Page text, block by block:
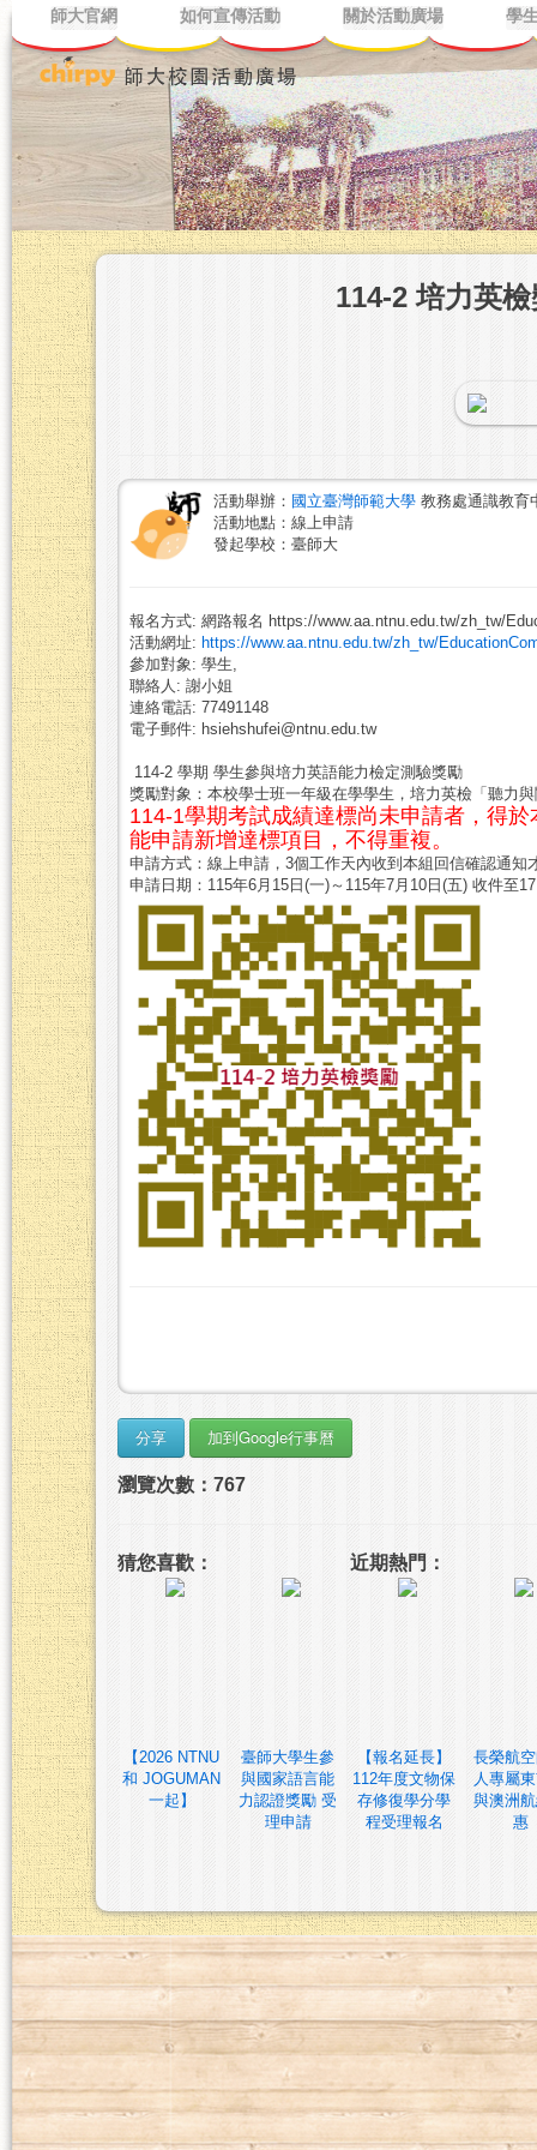
師大官網 如何宣傳活動 關於活動廣場 學
114-2 培力英
活動舉辦： 國立臺灣師範大學 教務處通識教育
活動地點：線上申請
發起學校：臺師大
報名方式: 網路報名 https://www.aa.ntnu.edu.tw/zh_tw/
活動網址: https://www.aa.ntnu.edu.tw/zh_tw/
參加對象: 學生,
聯絡人: 謝小姐
連絡電話: 77491148
電子郵件: hsiehshufei@ntnu.edu.tw
114-2 學期 學生參與培力英語能力檢定測驗獎勵
獎勵對象：本校學士班一年級在學學生，培力英檢「聽力
114-1學期考試成績達標尚未申請者，得
能申請新增達標項目，不得重複。
申請方式：線上申請，3個工作天內收到本組回信確認通知
申請日期：115年6月15日(一)～115年7月10日(五) 收件至
瀏覽次數：767
猜您喜歡：
【2026 NTNU
和 JOGUMAN
一起】
臺師大學生參
與國家語言能
力認證獎勵 受
理申請
近期熱門：
【報名延長】
112年度文物保
存修復學分學
程受理報名
長榮航
人專屬
與澳洲
惠